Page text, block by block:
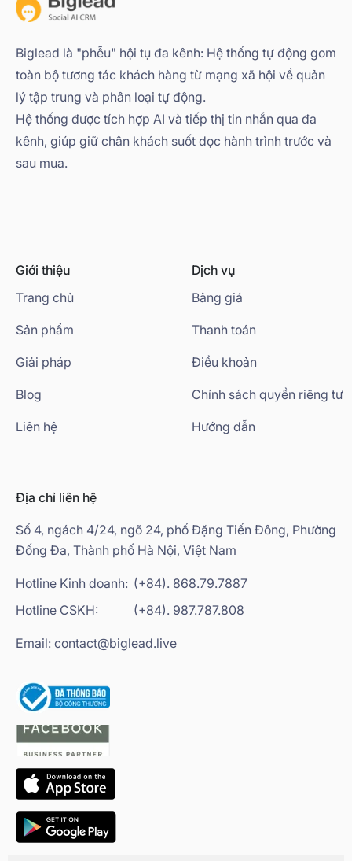
Biglead là "phễu" hội tụ đa kênh: Hệ thống tự động gom
toàn bộ tương tác khách hàng từ mạng xã hội về quản
lý tập trung và phân loại tự động.
Hệ thống được tích hợp AI và tiếp thị tin nhắn qua đa
kênh, giúp giữ chân khách suốt dọc hành trình trước và
sau mua.
Giới thiệu
Trang chủ
Sản phẩm
Giải pháp
Blog
Liên hệ
Dịch vụ
Bảng giá
Thanh toán
Điều khoản
Chính sách quyền riêng tư
Hướng dẫn
Địa chỉ liên hệ
Số 4, ngách 4/24, ngõ 24, phố Đặng Tiến Đông, Phường
Đống Đa, Thành phố Hà Nội, Việt Nam
Hotline Kinh doanh: (+84). 868.79.7887
Hotline CSKH:
(+84). 987.787.808
Email: contact@biglead.live